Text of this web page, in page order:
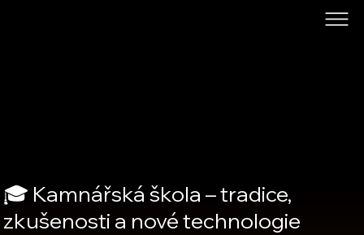
🎓 Kamnářská škola – tradice,
zkušenosti a nové technologie